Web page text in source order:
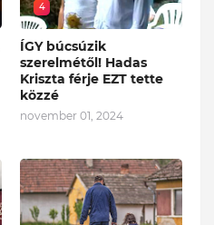
4
ÍGY búcsúzik
szerelmétől! Hadas
Kriszta férje EZT tette
közzé
november 01, 2024